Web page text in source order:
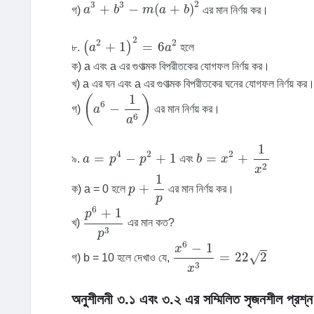
গ) a3 + b3 − m(a + b)2 এর মান নির্ণয় কর।
৮. (a2 + 1)2 = 6a2
2 =
হলে
ক) a এবং a এর গুণাত্মক বিপরীতকের যোগফল নির্ণয় কর।
খ) a এর ঘন এবং a এর গুণাত্মক বিপরীতকের ঘনের যোগফল নির্ণয় কর।
গ) ( a6 −
1
a6 )
a 6)
এর মান নির্ণয় কর।
৯. a = p4 − p2 + 1
-p 1
এবং b = x2 +
1
x2
ক) a = 0 হলে p +
1
p
p
এর মান নির্ণয় কর।
খ)
p6 + 1
p3
6 1 p
এর মান কত?
গ) b = 10 হলে দেখাও যে,
x6 − 1
x3
= 22√2
6 3
অনুশীলনী ৩.১ এবং ৩.২ এর সম্মিলিত সৃজনশীল প্রশ্ন